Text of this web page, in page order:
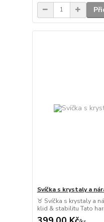
Svíčka s krystaly a
♉ Svíčka s krystaly a
klid & stabilitu Tato